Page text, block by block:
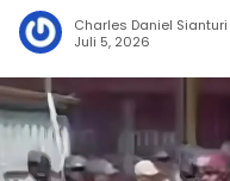
Charles Daniel Sianturi
Juli 5, 2026